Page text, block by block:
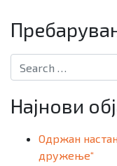
Search for:
Најнови
Одржан
дружење“